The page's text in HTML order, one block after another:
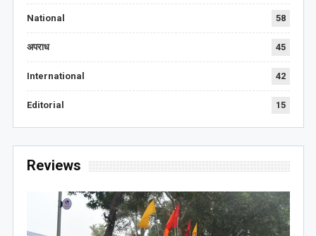
National 58
अपराध 45
International 42
Editorial 15
Reviews